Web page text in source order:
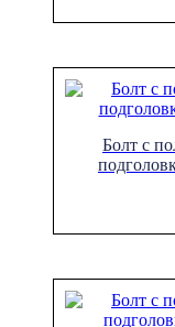
Болт с